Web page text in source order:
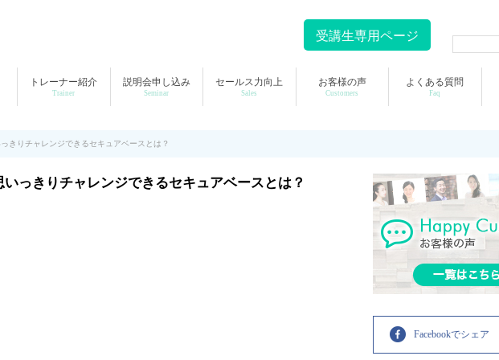
受講生専用ページ
トレーナー紹介
Trainer
説明会申し込み
Seminar
セールス力向上
Sales
お客様の声
Customers
よくある質問
Faq
きりチャレンジできるセキュアベースとは？
っきりチャレンジできるセキュアベースとは？
Facebookでシェア